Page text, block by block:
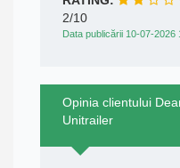
2/10
Data publicării 10-07-2026
Opinia clientului
Unitrailer